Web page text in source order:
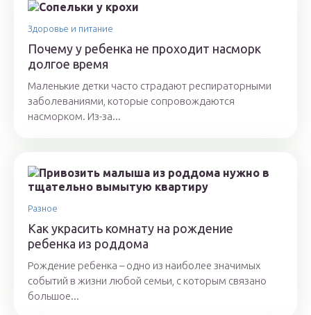
Здоровье и питание
Почему у ребенка не проходит насморк
долгое время
Маленькие детки часто страдают респираторными
заболеваниями, которые сопровождаются
насморком. Из-за...
Разное
Как украсить комнату на рождение
ребенка из роддома
Рождение ребенка – одно из наиболее значимых
событий в жизни любой семьи, с которым связано
большое...